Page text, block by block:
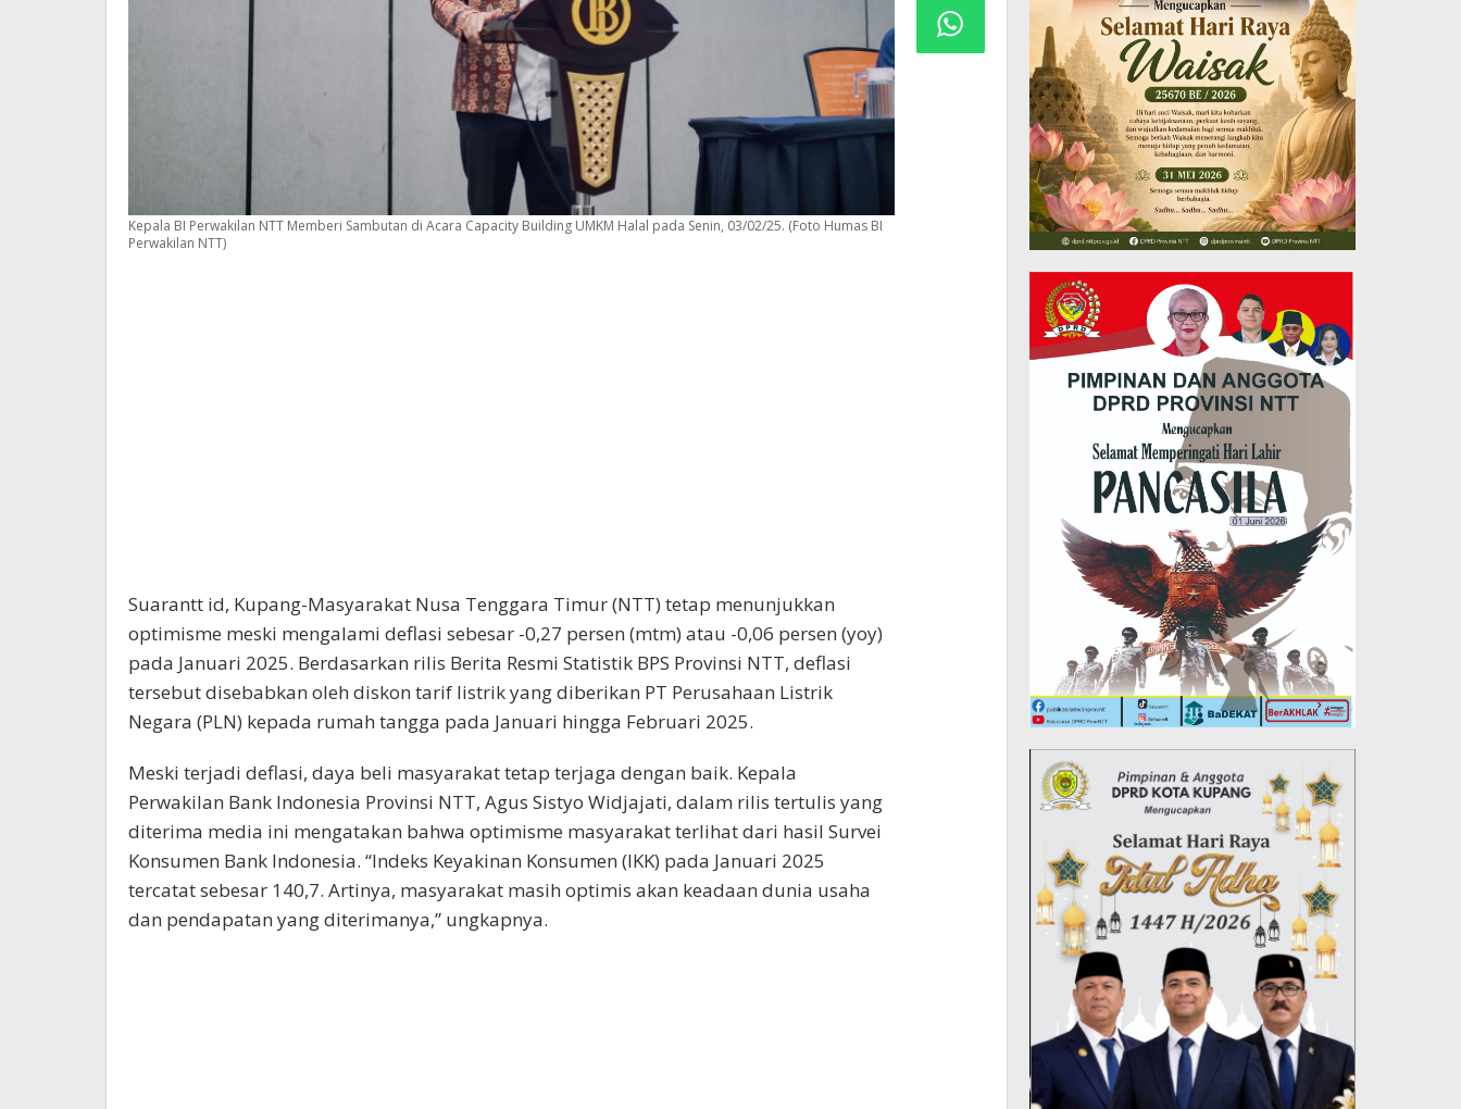
Kepala BI Perwakilan NTT Memberi Sambutan di Acara Capacity Building UMKM Halal pada Senin, 03/02/25. (Foto Humas BI
Perwakilan NTT)
Suarantt id, Kupang-Masyarakat Nusa Tenggara Timur (NTT) tetap menunjukkan
optimisme meski mengalami deflasi sebesar -0,27 persen (mtm) atau -0,06 persen (yoy)
pada Januari 2025. Berdasarkan rilis Berita Resmi Statistik BPS Provinsi NTT, deflasi
tersebut disebabkan oleh diskon tarif listrik yang diberikan PT Perusahaan Listrik
Negara (PLN) kepada rumah tangga pada Januari hingga Februari 2025.
Meski terjadi deflasi, daya beli masyarakat tetap terjaga dengan baik. Kepala
Perwakilan Bank Indonesia Provinsi NTT, Agus Sistyo Widjajati, dalam rilis tertulis yang
diterima media ini mengatakan bahwa optimisme masyarakat terlihat dari hasil Survei
Konsumen Bank Indonesia. “Indeks Keyakinan Konsumen (IKK) pada Januari 2025
tercatat sebesar 140,7. Artinya, masyarakat masih optimis akan keadaan dunia usaha
dan pendapatan yang diterimanya,” ungkapnya.